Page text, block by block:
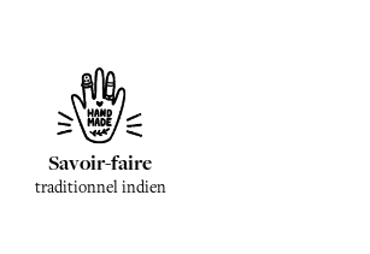
Savoir-faire
traditionnel indien